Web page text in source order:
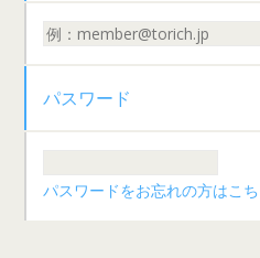
パスワード
パスワードをお忘れの方はこ